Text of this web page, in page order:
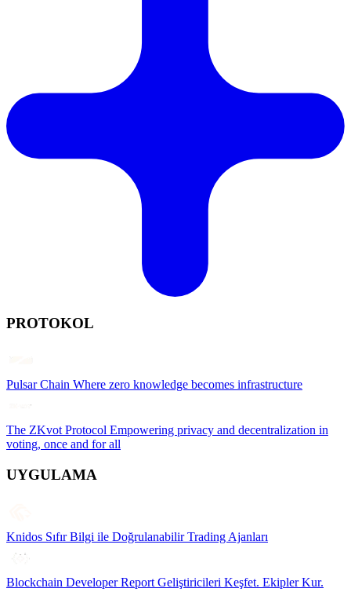
PROTOKOL
Pulsar Chain Where zero knowledge becomes infrastructure
The ZKvot Protocol Empowering privacy and decentralization in
voting, once and for all
UYGULAMA
Knidos Sıfır Bilgi ile Doğrulanabilir Trading Ajanları
Blockchain Developer Report Geliştiricileri Keşfet. Ekipler Kur.